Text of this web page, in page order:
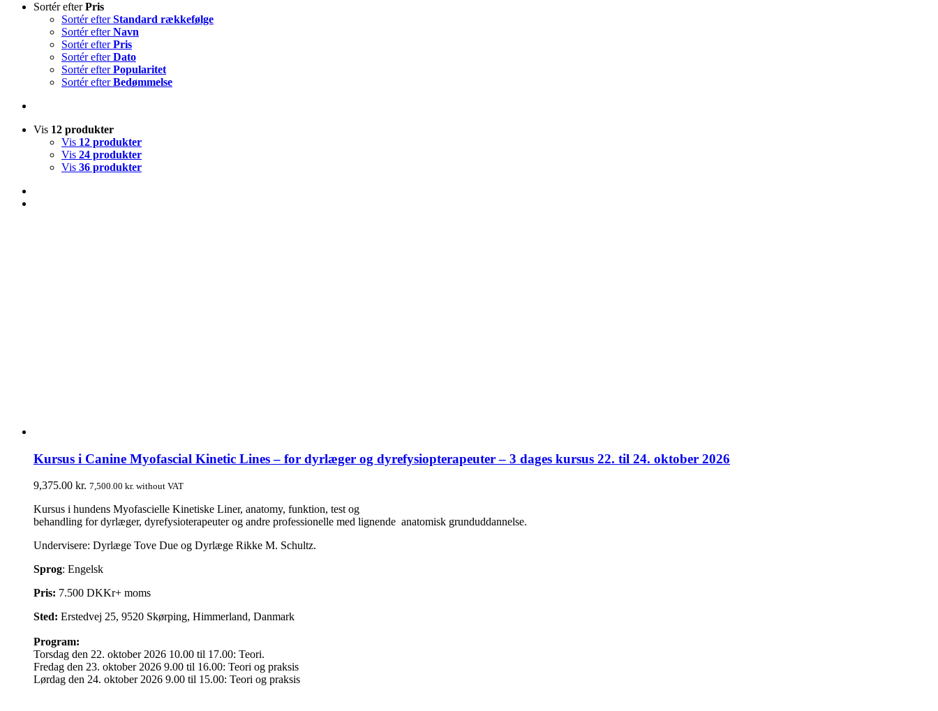
Sortér efterPris
Sortér efterStandard rækkefølge
Sortér efterNavn
Sortér efterPris
Sortér efterDato
Sortér efterPopularitet
Sortér efterBedømmelse
Vis 12 produkter
Vis 12 produkter
Vis 24 produkter
Vis 36 produkter
Kursus i Canine Myofascial Kinetic Lines – for dyrlæger og dyrefysiopterapeuter – 3 dages kursus 22. til 24. oktober 2026
9,375.00 kr. 7,500.00 kr. without VAT
Kursus i hundens Myofascielle Kinetiske Liner, anatomy, funktion, test og
behandling for dyrlæger, dyrefysioterapeuter og andre professionelle med lignende anatomisk grunduddannelse.
Undervisere: Dyrlæge Tove Due og Dyrlæge Rikke M. Schultz.
Sprog: Engelsk
Pris: 7.500 DKKr+ moms
Sted: Erstedvej 25, 9520 Skørping, Himmerland, Danmark
Program:
Torsdag den 22. oktober 2026 10.00 til 17.00: Teori.
Fredag den 23. oktober 2026 9.00 til 16.00: Teori og praksis
Lørdag den 24. oktober 2026 9.00 til 15.00: Teori og praksis